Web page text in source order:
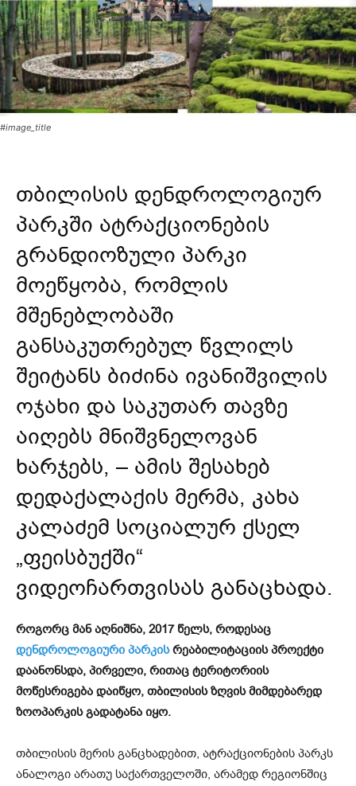
#image_title
თბილისის დენდროლოგიურ
პარკში ატრაქციონების
გრანდიოზული პარკი
მოეწყობა, რომლის
მშენებლობაში
განსაკუთრებულ წვლილს
შეიტანს ბიძინა ივანიშვილის
ოჯახი და საკუთარ თავზე
აიღებს მნიშვნელოვან
ხარჯებს, – ამის შესახებ
დედაქალაქის მერმა, კახა
კალაძემ სოციალურ ქსელ
„ფეისბუქში“
ვიდეოჩართვისას განაცხადა.
როგორც მან აღნიშნა, 2017 წელს, როდესაც
დენდროლოგიური პარკისრეაბილიტაციის პროექტი
დაანონსდა, პირველი, რითაც ტერიტორიის
მოწესრიგება დაიწყო, თბილისის ზღვის მიმდებარედ
ზოოპარკის გადატანა იყო.
თბილისის მერის განცხადებით, ატრაქციონების პარკს
ანალოგი არათუ საქართველოში, არამედ რეგიონშიც